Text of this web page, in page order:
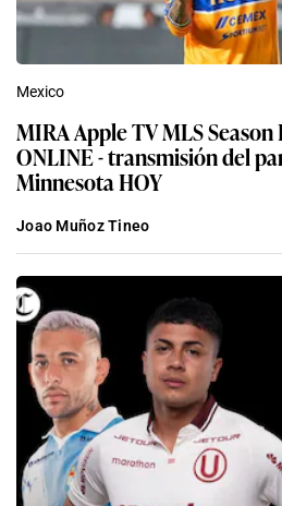
Mexico
MIRA Apple TV MLS Season
ONLINE - transmisión del
Minnesota HOY
Joao Muñoz Tineo